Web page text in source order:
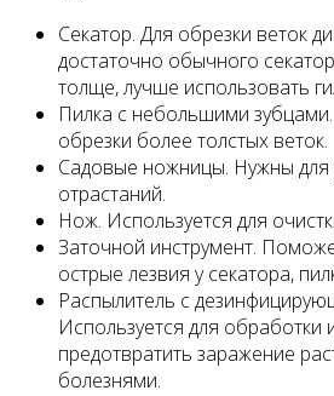
Секатор. Для обрезки веток
достаточно обычного
толще, лучше использовать
Пилка с небольшими
обрезки более толстых веток.
Садовые ножницы. Нужны для
отрастаний.
Нож. Используется для
Заточной инструмент.
острые лезвия у секатора,
Распылитель с
Используется для обработки
предотвратить заражение
болезнями.